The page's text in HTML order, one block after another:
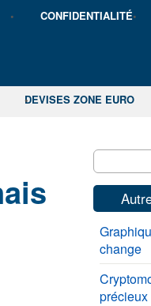
CONFIDENTIALITÉ
DEVISES ZONE EURO
change
précieux